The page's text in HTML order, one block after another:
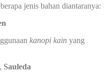
jenis bahan diantaranya:
kanopi kain yang
, Sauleda